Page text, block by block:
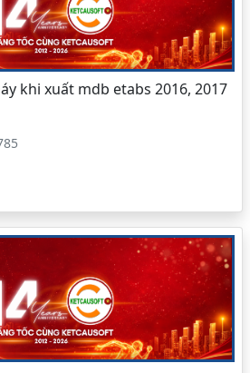
khi xuất mdb etabs 2016, 2017